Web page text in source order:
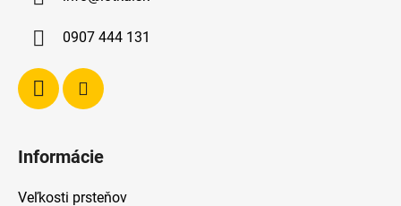
0907 444 131
Informácie
Veľkosti prsteňov